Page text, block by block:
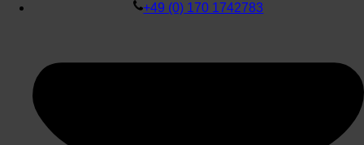
+49 (0) 170 1742783